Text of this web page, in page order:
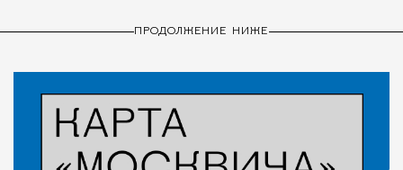
ПРОДОЛЖЕНИЕ НИЖЕ